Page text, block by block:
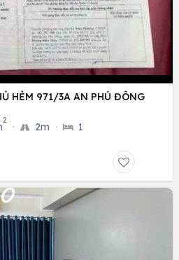
HẺM 971/3A AN PHÚ ĐÔNG
2
· 2m · 1